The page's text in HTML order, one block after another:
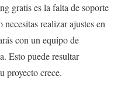
gratis es la falta de soporte
realizar ajustes en
con un equipo de
Esto puede resultar
proyecto crece.